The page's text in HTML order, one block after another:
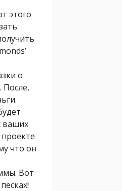
этого
о
После,
ваших
что он
Вот